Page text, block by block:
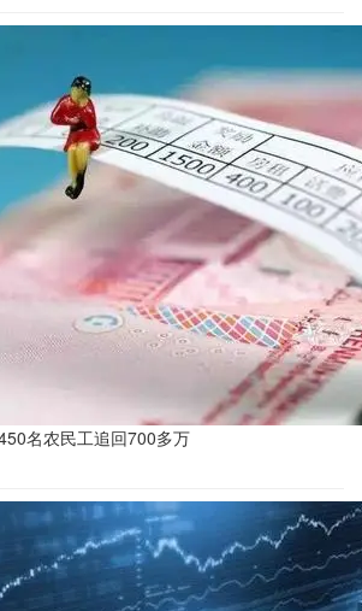
名农民工追回700多万